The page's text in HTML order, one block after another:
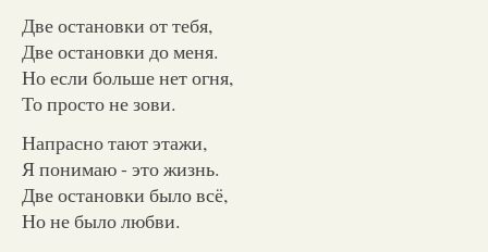
Две остановки от тебя,
Две остановки до меня.
Но если больше нет огня,
То просто не зови.
Напрасно тают этажи,
Я понимаю - это жизнь.
Две остановки было всё,
Но не было любви.